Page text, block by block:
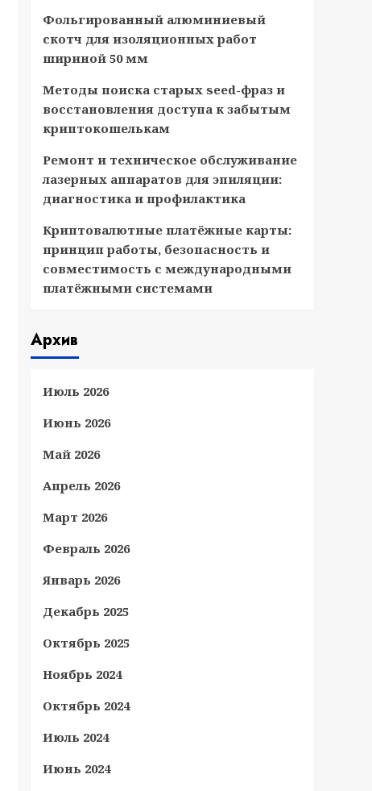
Фольгированный алюминиевый
скотч для изоляционных работ
шириной 50 мм
Методы поиска старых seed-фраз и
восстановления доступа к забытым
криптокошелькам
Ремонт и техническое обслуживание
лазерных аппаратов для эпиляции:
диагностика и профилактика
Криптовалютные платёжные карты:
принцип работы, безопасность и
совместимость с международными
платёжными системами
Архив
Июль 2026
Июнь 2026
Май 2026
Апрель 2026
Март 2026
Февраль 2026
Январь 2026
Декабрь 2025
Октябрь 2025
Ноябрь 2024
Октябрь 2024
Июль 2024
Июнь 2024